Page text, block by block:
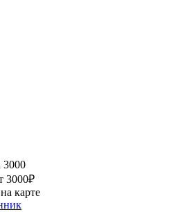
3000
3000₽
карте